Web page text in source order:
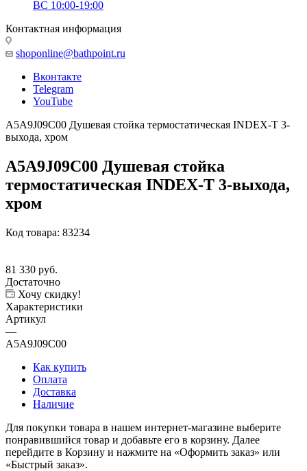
ВС 10:00-19:00
Контактная информация
shoponline@bathpoint.ru
Вконтакте
Telegram
YouTube
A5A9J09C00 Душевая стойка термостатическая INDEX-T 3-
выхода, хром
A5A9J09C00 Душевая стойка
термостатическая INDEX-T 3-выхода,
хром
Код товара: 83234
81 330 руб.
Достаточно
Хочу скидку!
Характеристики
Артикул
—
A5A9J09C00
Как купить
Оплата
Доставка
Наличие
Для покупки товара в нашем интернет-магазине выберите
понравившийся товар и добавьте его в корзину. Далее
перейдите в Корзину и нажмите на «Оформить заказ» или
«Быстрый заказ».